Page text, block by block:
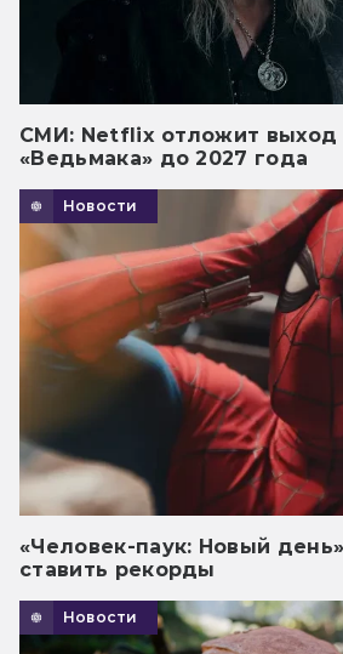
СМИ: Netflix отложит выход
«Ведьмака» до 2027 года
Новости
«Человек-паук: Новый
ставить рекорды
Новости